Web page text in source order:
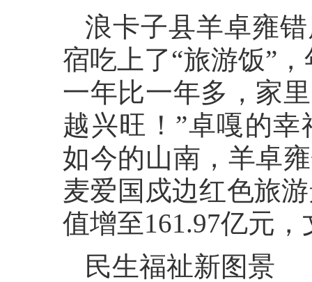
浪卡子县羊卓雍
宿吃上了“旅游饭”
一年比一年多，家
越兴旺！”卓嘎的
如今的山南，羊卓
麦爱国戍边红色旅
值增至161.97亿元
民生福祉新图景